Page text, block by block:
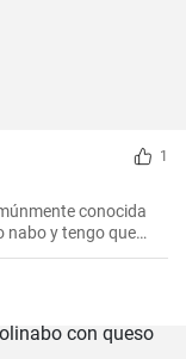
1
conocida
nabo y tengo que